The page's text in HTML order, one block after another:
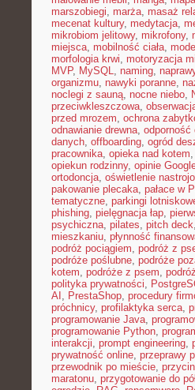
marszobiegi, marża, masaż
mecenat kultury, medytacja,
mikrobiom jelitowy, mikrofony,
miejsca, mobilność ciała,
morfologia krwi, motoryzacja
MVP, MySQL, naming,
organizmu, nawyki poranne,
noclegi z sauną, nocne niebo,
przeciwkleszczowa,
przed mrozem, ochrona
odnawianie drewna, odporność
danych, offboarding, ogród
pracownika, opieka nad kotem,
opiekun rodzinny, opinie
ortodoncja, oświetlenie
pakowanie plecaka, pałace w
tematyczne, parkingi
phishing, pielęgnacja łap,
psychiczna, pilates, pitch deck,
mieszkaniu, płynność
podróż pociągiem, podróż z
podróże poślubne, podróże
kotem, podróże z psem,
polityka prywatności,
AI , PrestaShop, procedury
próchnicy, profilaktyka serca,
programowanie Java,
programowanie Python,
interakcji, prompt engineering,
prywatność online, przeprawy
przewodnik po mieście,
maratonu, przygotowanie do